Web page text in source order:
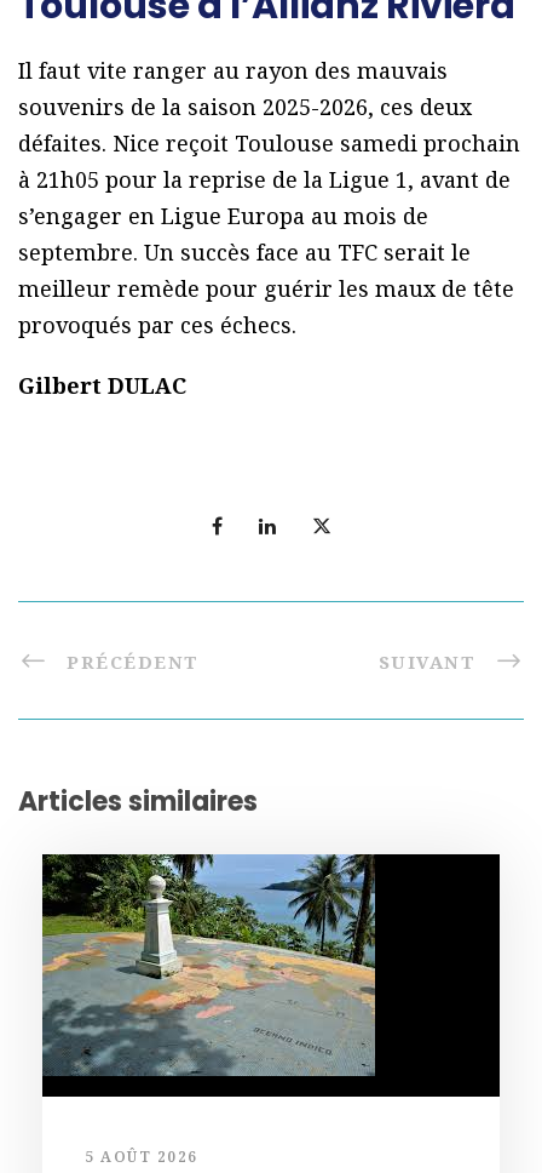
Il faut vite ranger au rayon des mauvais
souvenirs de la saison 2025-2026, ces deux
défaites. Nice reçoit Toulouse samedi prochain
à 21h05 pour la reprise de la Ligue 1, avant de
s’engager en Ligue Europa au mois de
septembre. Un succès face au TFC serait le
meilleur remède pour guérir les maux de tête
provoqués par ces échecs.
Gilbert DULAC
PRÉCÉDENT SUIVANT
Articles similaires
5 AOÛT 2026